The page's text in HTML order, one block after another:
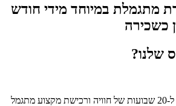
מתגמלת במיוחד מידי חודש
כשכירה
שלנו?
קורס UX/UI לוקח אותך ל-20 שבועות של חוויה ורכישת מקצוע מתגמל